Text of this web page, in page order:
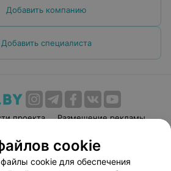
Добавить компанию
Добавить специалиста
проекта
Размещение рекламы
соглашение
Способы оплаты
cookie
cookie для обеспечения